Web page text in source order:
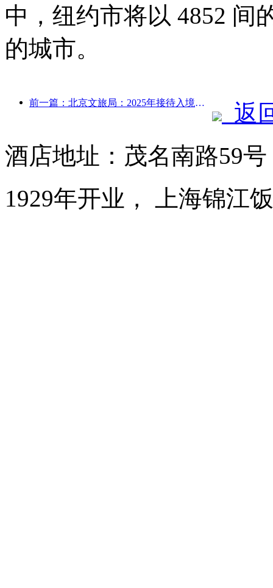
中，纽约市将以 4852 间
的城市。
前一篇：北京文旅局：2025年接待入境游客548万人次，同比增长39%
返
酒店地址：茂名南路59
1929年开业， 上海锦